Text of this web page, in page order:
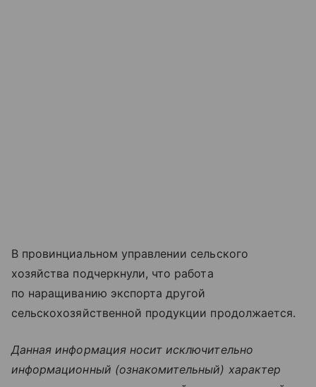
В провинциальном управлении сельского
хозяйства подчеркнули, что работа
по наращиванию экспорта другой
сельскохозяйственной продукции продолжается.
Данная информация носит исключительно
информационный (ознакомительный) характер